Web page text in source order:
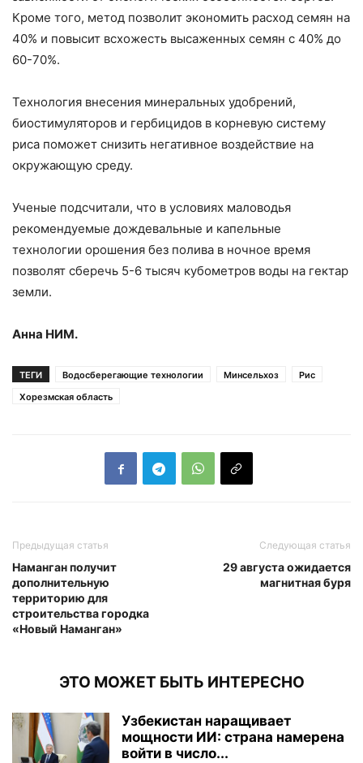
Кроме того, метод позволит экономить расход семян на
40% и повысит всхожесть высаженных семян с 40% до
60-70%.
Технология внесения минеральных удобрений,
биостимуляторов и гербицидов в корневую систему
риса поможет снизить негативное воздействие на
окружающую среду.
Ученые подсчитали, что в условиях маловодья
рекомендуемые дождевальные и капельные
технологии орошения без полива в ночное время
позволят сберечь 5-6 тысяч кубометров воды на гектар
земли.
Анна НИМ.
ТЕГИ Водосберегающие технологии Минсельхоз
Рис
Хорезмская область
Предыдущая статья
Наманган получит
дополнительную
территорию для
строительства городка
«Новый Наманган»
Следующая статья
29 августа ожидается
магнитная буря
ЭТО МОЖЕТ БЫТЬ ИНТЕРЕСНО
Узбекистан наращивает
мощности ИИ: страна намерена
войти в число...